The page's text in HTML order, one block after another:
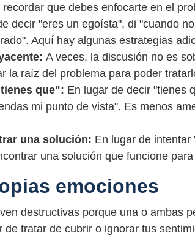
que debes enfocarte en el
decir "eres un egoísta", di "cuando
Aquí hay algunas estrategias
A veces, la discusión no es
la raíz del problema para poder
que": En lugar de decir "tienes
mi punto de vista". Es menos
una solución: En lugar de intentar
una solución que funcione
emociones
destructivas porque una o ambas
tratar de cubrir o ignorar tus